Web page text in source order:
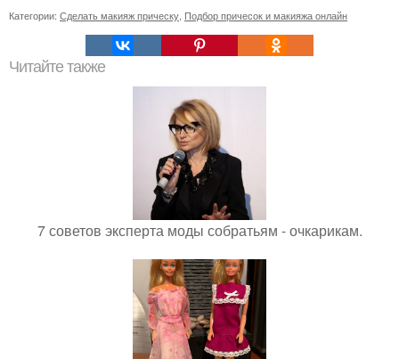
Категории: Сделать макияж прическу Подбор причесок и макияжа онлайн
Читайте также
7 советов эксперта моды собратьям - очкарикам.